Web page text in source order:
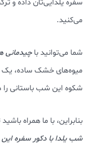
سفره یلدایی‌تان داده و
می‌کنید.
شما می‌توانید باچیدمانی
میوه‌های خشک ساده، یک
شکوه این شب باستانی را
بنابراین، با ما همراه
شب یلدابا دکور سفره